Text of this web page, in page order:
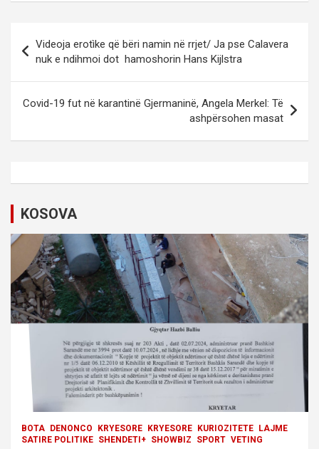
s
a
a
i
o
n
Videoja erotìke që bëri namin në rrjet/ Ja pse Calavera
nuk e ndihmoi dot hamoshorin Hans Kijlstra
Covid-19 fut në karantinë Gjermaninë, Angela Merkel: Të
ashpërsohen masat
KOSOVA
BOTA DENONCO KRYESORE KRYESORE KURIOZITETE
LAJME
SATIRE POLITIKE SHENDETI+ SHOWBIZ SPORT VETING